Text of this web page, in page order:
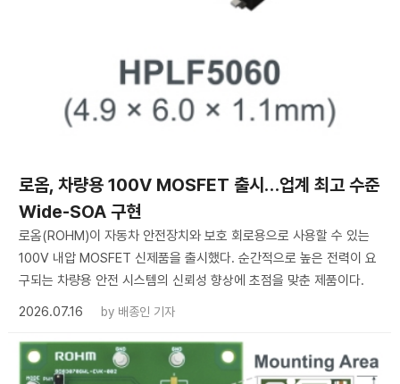
로옴, 차량용 100V MOSFET 출시…업계 최고 수준
Wide-SOA 구현
로옴(ROHM)이 자동차 안전장치와 보호 회로용으로 사용할 수 있는
100V 내압 MOSFET 신제품을 출시했다. 순간적으로 높은 전력이 요
구되는 차량용 안전 시스템의 신뢰성 향상에 초점을 맞춘 제품이다.
2026.07.16
by 배종인 기자